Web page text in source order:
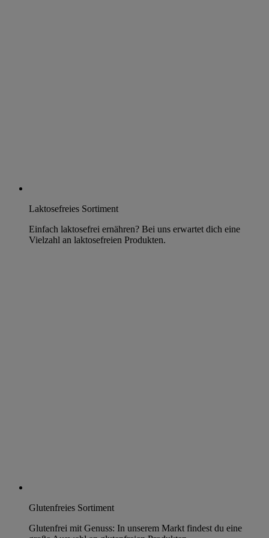
Laktosefreies Sortiment
Einfach laktosefrei ernähren? Bei uns erwartet dich eine
Vielzahl an laktosefreien Produkten.
Glutenfreies Sortiment
Glutenfrei mit Genuss: In unserem Markt findest du eine